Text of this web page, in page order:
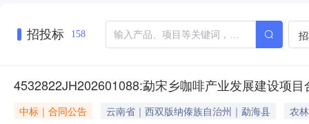
招投标 158
4532822JH202601088:勐宋乡咖啡产业发展建设项目
中标｜合同公告 云南省｜西双版纳傣族自治州｜勐海县
农